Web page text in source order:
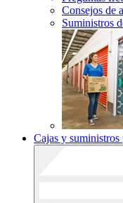
Consejos de
Suministros
Cajas y suministros